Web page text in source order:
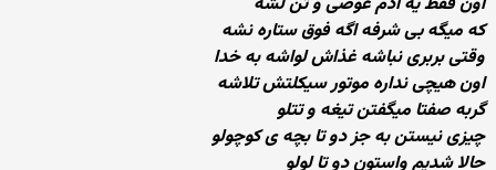
كه میگه بی شرفه اگه فوق ستاره نشه
وقتی بربری نباشه غذاش لواشه به خدا
اون هیچی نداره موتور سیكلتش تلاشه
گربه صفتا میگفتن تیغه و تتلو
چیزی نیستن به جز دو تا بچه ی كوچولو
حالا شدیم واستون دو تا لولو